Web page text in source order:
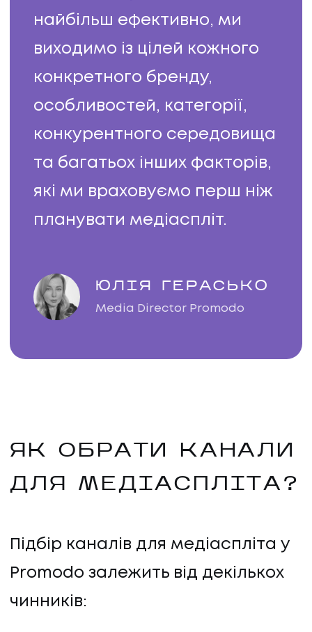
найбільш ефективно, ми
виходимо із цілей кожного
конкретного бренду,
особливостей, категорії,
конкурентного середовища
та багатьох інших факторів,
які ми враховуємо перш ніж
планувати медіаспліт.
ЮЛІЯ ГЕРАСЬКО
Media Director Promodo
ЯК ОБРАТИ КАНАЛИ
ДЛЯ МЕДІАСПЛІТА?
Підбір каналів для медіаспліта у
Promodo залежить від декількох
чинників: